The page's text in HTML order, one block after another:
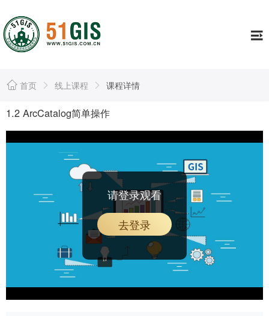
工具 Tools
证书专栏
行业资讯 Information
资源库 Resource
Usercenter
首页 线上课程 课程详情
1.2 ArcCatalog简单操作
请登录观看
去登录